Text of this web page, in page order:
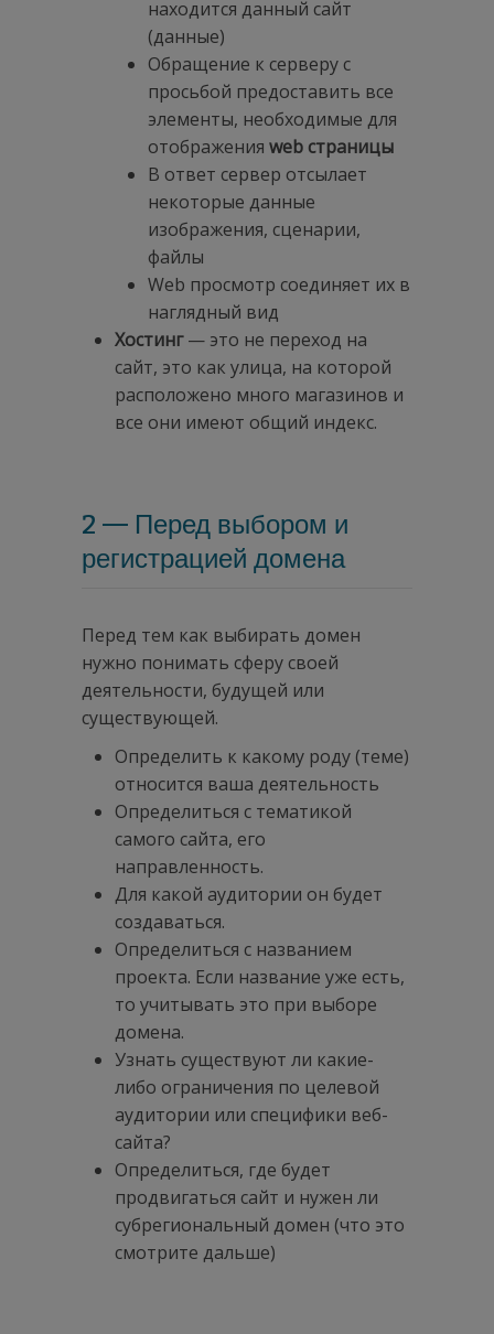
находится данный сайт
(данные)
Обращение к серверу с
просьбой предоставить все
элементы, необходимые для
отображения web страницы
В ответ сервер отсылает
некоторые данные
изображения, сценарии,
файлы
Web просмотр соединяет их в
наглядный вид
Хостинг— это не переход на
сайт, это как улица, на которой
расположено много магазинов и
все они имеют общий индекс.
2 — Перед выбором и
регистрацией домена
Перед тем как выбирать домен
нужно понимать сферу своей
деятельности, будущей или
существующей.
Определить к какому роду (теме)
относится ваша деятельность
Определиться с тематикой
самого сайта, его
направленность.
Для какой аудитории он будет
создаваться.
Определиться с названием
проекта. Если название уже есть,
то учитывать это при выборе
домена.
Узнать существуют ли какие-
либо ограничения по целевой
аудитории или специфики веб-
сайта?
Определиться, где будет
продвигаться сайт и нужен ли
субрегиональный домен (что это
смотрите дальше)